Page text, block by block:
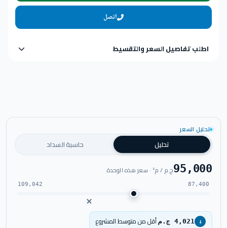
اتصل
اطلب تفاصيل السعر والتقسيط
تحليل السعر
تحليل حاسبة السداد
95,000ج.م / م² · سعر هذه الوحدة
87,400
109,042
↓ 4,021 ج.م أقل من متوسط المشروع